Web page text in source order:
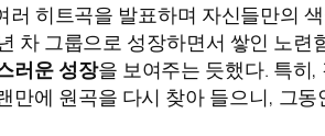
러 히트곡을 발표하며 자신들만의
차 그룹으로 성장하면서 쌓인 노
러운 성장을 보여주는 듯했다. 특히
만에 원곡을 다시 찾아 들으니, 그